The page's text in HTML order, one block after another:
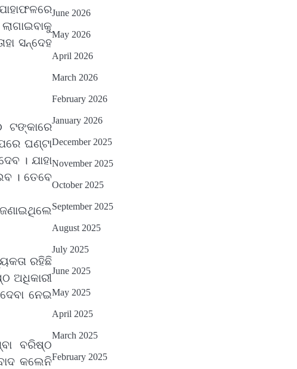
ସନ୍ଦେହ
ଟଙ୍କାରେ
ଘଣ୍ଟା
। ଯାହା
। ତେବେ
ରହିଛି
ଅଧିକାରୀ
ନେଇ
ବରିଷ୍ଠ
କଲେନି
June 2026
May 2026
April 2026
March 2026
February 2026
January 2026
December 2025
November 2025
October 2025
September 2025
August 2025
July 2025
June 2025
May 2025
April 2025
March 2025
February 2025